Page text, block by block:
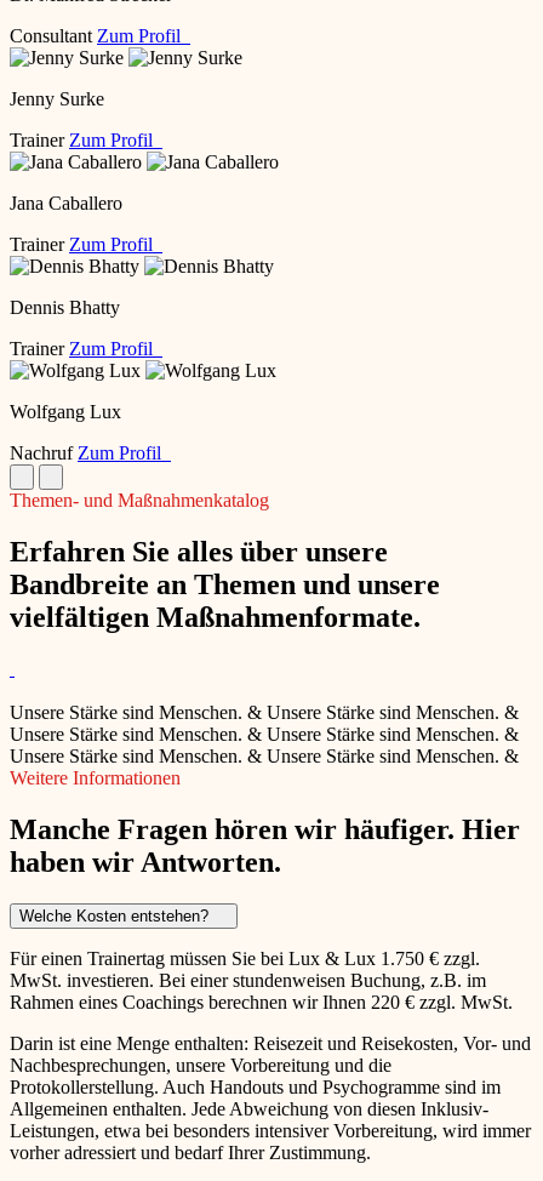
Consultant Zum Profil
Jenny Surke
Trainer Zum Profil
Jana Caballero
Trainer Zum Profil
Dennis Bhatty
Trainer Zum Profil
Wolfgang Lux
Nachruf Zum Profil
Themen- und Maßnahmenkatalog
Erfahren Sie alles über unsere
Bandbreite an Themen und unsere
vielfältigen Maßnahmenformate.
Unsere Stärke sind Menschen. & Unsere Stärke sind Menschen. &
Unsere Stärke sind Menschen. & Unsere Stärke sind Menschen. &
Unsere Stärke sind Menschen. & Unsere Stärke sind Menschen. &
Weitere Informationen
Manche Fragen hören wir häufiger. Hier
haben wir Antworten.
Welche Kosten entstehen?
Für einen Trainertag müssen Sie bei Lux & Lux 1.750 € zzgl.
MwSt. investieren. Bei einer stundenweisen Buchung, z.B. im
Rahmen eines Coachings berechnen wir Ihnen 220 € zzgl. MwSt.
Darin ist eine Menge enthalten: Reisezeit und Reisekosten, Vor- und
Nachbesprechungen, unsere Vorbereitung und die
Protokollerstellung. Auch Handouts und Psychogramme sind im
Allgemeinen enthalten. Jede Abweichung von diesen Inklusiv-
Leistungen, etwa bei besonders intensiver Vorbereitung, wird immer
vorher adressiert und bedarf Ihrer Zustimmung.